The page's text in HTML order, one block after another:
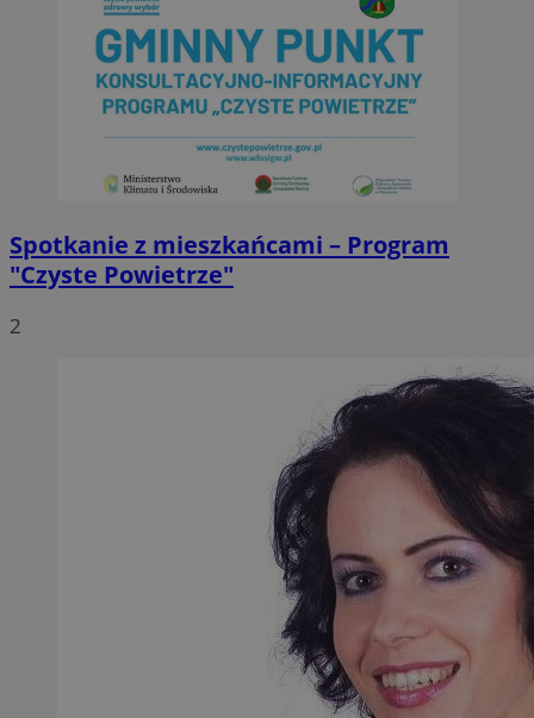
Spotkanie z mieszkańcami – Program
"Czyste Powietrze"
2